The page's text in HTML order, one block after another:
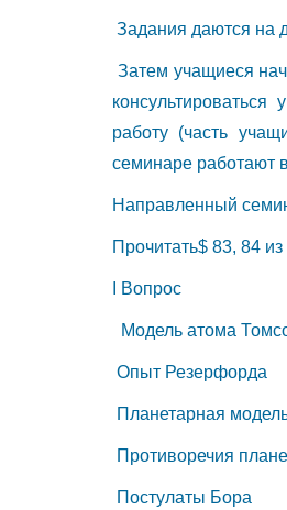
Задания даются на
Затем учащиеся
работу (часть
семинаре работают
Направленный
Прочитать$ 83, 84 из
I Вопрос
Модель атома
Опыт Резерфорда
Планетарная
Противоречия
Постулаты Бора